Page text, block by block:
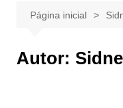
Página inicial
Autor: